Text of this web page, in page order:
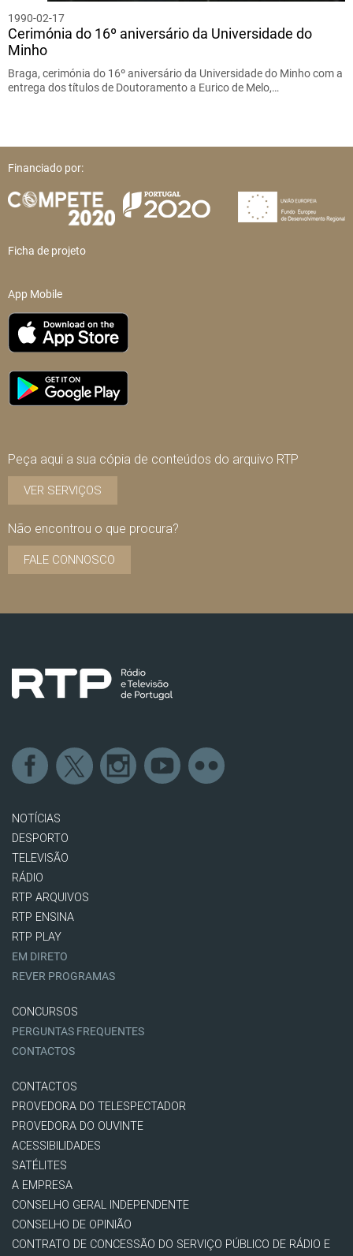
1990-02-17
Cerimónia do 16º aniversário da Universidade do
Minho
Braga, cerimónia do 16º aniversário da Universidade do Minho com a
entrega dos títulos de Doutoramento a Eurico de Melo,…
Financiado por:
Ficha de projeto
App Mobile
Peça aqui a sua cópia de conteúdos do arquivo RTP
VER SERVIÇOS
Não encontrou o que procura?
FALE CONNOSCO
NOTÍCIAS
DESPORTO
TELEVISÃO
RÁDIO
RTP ARQUIVOS
RTP ENSINA
RTP PLAY
EM DIRETO
REVER PROGRAMAS
CONCURSOS
PERGUNTAS FREQUENTES
CONTACTOS
CONTACTOS
PROVEDORA DO TELESPECTADOR
PROVEDORA DO OUVINTE
ACESSIBILIDADES
SATÉLITES
A EMPRESA
CONSELHO GERAL INDEPENDENTE
CONSELHO DE OPINIÃO
CONTRATO DE CONCESSÃO DO SERVIÇO PÚBLICO DE RÁDIO E